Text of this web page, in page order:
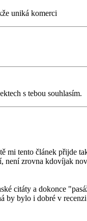
uniká komerci
s tebou souhlasím.
mi tento článek přijde
není zrovna kdovíjak
citáty a dokonce
by bylo i dobré v